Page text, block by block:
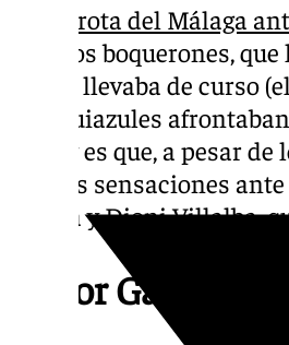
La derrota del Málaga
para los boquerones,
que se llevaba de curso
blanquiazules
pues y es que, a pesar
buenas sensaciones
García y Dioni Villalba,
Víctor García